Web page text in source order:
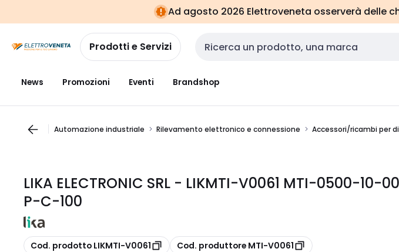
navigazionealla
pagina
Ad agosto 2026 Elettroveneta osserverà delle
Prodotti e Servizi Cerca input
News Promozioni Eventi Brandshop
Automazione industriale Rilevamento elettronico e connessione Accessori/ricambi per
LIKA ELECTRONIC SRL - LIKMTI-V0061 MTI-0500-10-
P-C-100
copia
Cod. prodotto LIKMTI-V0061 copia
Cod. produttore MTI-V0061